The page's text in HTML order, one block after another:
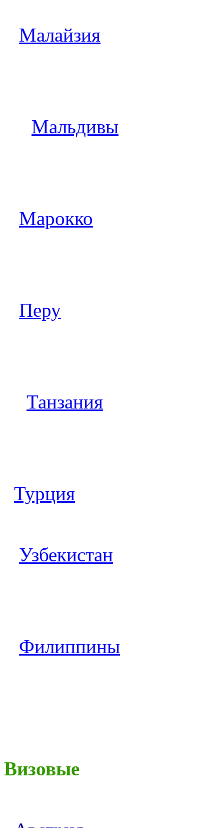
Малайзия
Мальдивы
Марокко
Перу
Танзания
Турция
Узбекистан
Филиппины
Визовые